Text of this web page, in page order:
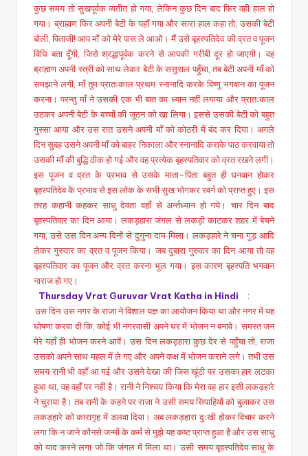
कुछ समय तो सुखपूर्वक व्यतीत हो गया, लेकिन कुछ दिन बाद फिर वही हाल हो
गया। ब्राह्मण फिर अपनी बेटी के यहाँ गया और सारा हाल कहा तो, उसकी बेटी
बोली, पिताजी! आप माँ को मेरे पास ले आओ। मैं उसे बृहस्पतिदेव की व्रत व पूजन
विधि बता दूँगी, जिसे श्रद्धापूर्वक करने से आपकी गरीबी दूर हो जाएगी। वह
ब्राह्मण अपनी स्त्री को साथ लेकर बेटी के ससुराल पहुँचा, तब बेटी अपनी माँ को
समझाने लगी, माँ तुम प्रातःकाल प्रथम स्नानादि करके विष्णु भगवान का पूजन
करना। परन्तु माँ ने उसकी एक भी बात का ध्यान नहीं लगाया और प्रातःकाल
उठकर अपनी बेटी के बच्चों की जूठन को खा लिया। इससे उसकी बेटी को बहुत
गुस्सा आया और उस रात उसने अपनी माँ को कोठरी में बंद कर दिया। अगले
दिन सुबह उसने अपनी माँ को बाहर निकाला और स्नानादि कराके पाठ करवाया तो
उसकी माँ की बुद्धि ठीक हो गई और वह प्रत्येक बृहस्पतिवार को व्रत रखने लगी।
इस पूजन व व्रत के प्रभाव से उसके माता-पिता बहुत ही धनवान होकर
बृहस्पतिदेव के प्रभाव से इस लोक के सभी सुख भोगकर स्वर्ग को प्राप्त हुए। इस
तरह कहानी कहकर साधु देवता वहाँ से अर्न्तध्यान हो गये। चार दिन बाद
बृहस्पतिवार का दिन आया। लकड़हारा जंगल से लकड़ी काटकर शहर में बेचने
गया, उसे उस दिन अन्य दिनों से दुगुना दाम मिला। लकड़हारे ने चना गुड़ आदि
लेकर गुरुवार का व्रत व पूजन किया। जब दुबारा गुरुवार का दिन आया तो वह
बृहस्पतिवार का पूजन और व्रत करना भूल गया। इस कारण बृहस्पति भगवान
नाराज हो गए।
Thursday Vrat Guruvar Vrat Katha in Hindi
:
उस दिन उस नगर के राजा ने विशाल यज्ञ का आयोजन किया था और नगर में यह
घोषणा करवा दी कि, कोई भी नगरवासी अपने घर में भोजन न बनावे। समस्त जन
मेरे यहाँ ही भोजन करने आवें। उस दिन लकड़हारा कुछ देर से पहुँचा तो, राजा
उसको अपने साथ महल में ले गए और अपने कक्ष में भोजन कराने लगे। तभी उस
समय रानी भी वहाँ आ गई और उसने देखा की जिस खूंटी पर उसका हार लटका
हुआ था, वह वहाँ पर नहीं है। रानी ने निश्चय किया कि मेरा वह हार इसी लकड़हारे
ने चुराया है। तब रानी के कहने पर राजा ने उसी समय सिपाहियों को बुलाकर उस
लकड़हारे को कारागृह में डलवा दिया। अब लकड़हारा दुःखी होकर विचार करने
लगा कि न जाने कौनसे जन्मों के कर्म से मुझे यह कष्ट प्राप्त हुआ है और उस साधु
को याद करने लगा जो कि जंगल में मिला था। उसी समय बृहस्पतिदेव साधु के